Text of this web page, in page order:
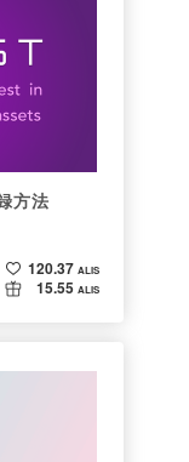
方法
120.37 ALIS
15.55 ALIS